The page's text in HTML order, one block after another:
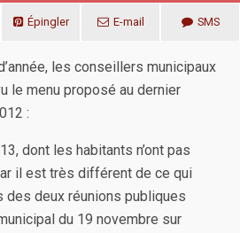
Épingler E-mail SMS
les conseillers municipaux
le menu proposé au dernier
:
dont les habitants n’ont pas
il est très différent de ce qui
des deux réunions publiques
du 19 novembre sur